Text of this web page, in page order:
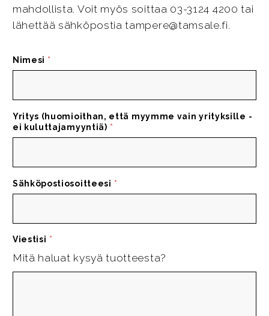
mahdollista. Voit myös soittaa 03-3124 4200 tai
lähettää sähköpostia tampere@tamsale.fi.
Nimesi *
Yritys (huomioithan, että myymme vain yrityksille -
ei kuluttajamyyntiä) *
Sähköpostiosoitteesi *
Viestisi *
Mitä haluat kysyä tuotteesta?